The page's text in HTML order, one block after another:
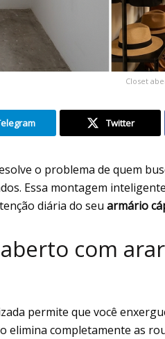
Closet
Twitter
o problema de quem
Essa montagem
diária do seu armário
com
permite que você
elimina completamente as